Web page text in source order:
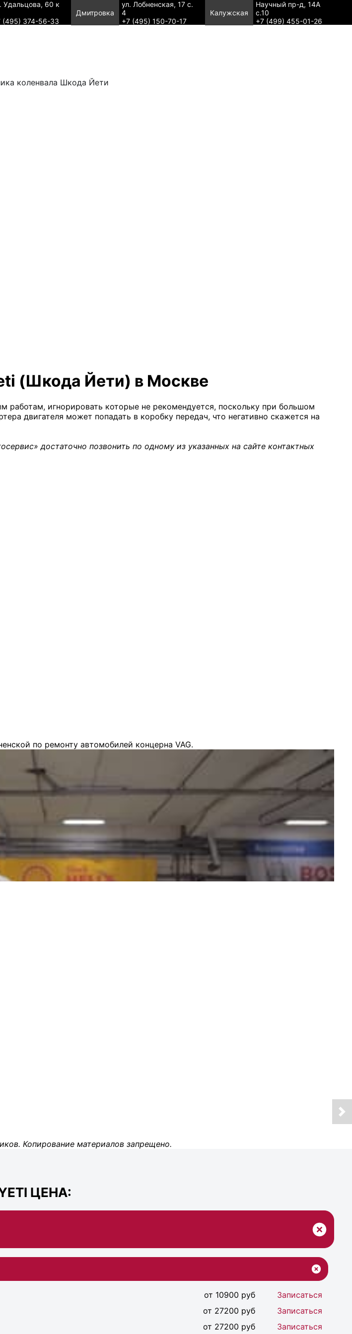
Удальцова, 60 к
(495) 374-56-33
Дмитровка
ул. Лобненская, 17 с.
4
+7 (495) 150-70-17
Калужская
Научный пр-д, 14А
с.10
+7 (499) 455-01-26
коленвала Шкода Йети
(Шкода Йети) в Москве
работам, игнорировать которые не рекомендуется, поскольку при большом
двигателя может попадать в коробку передач, что негативно скажется на
достаточно позвонить по одному из указанных на сайте контактных
по ремонту автомобилей концерна VAG.
Копирование материалов запрещено.
ЦЕНА:
от 10900 руб
Записаться
от 27200 руб
Записаться
от 27200 руб Записаться